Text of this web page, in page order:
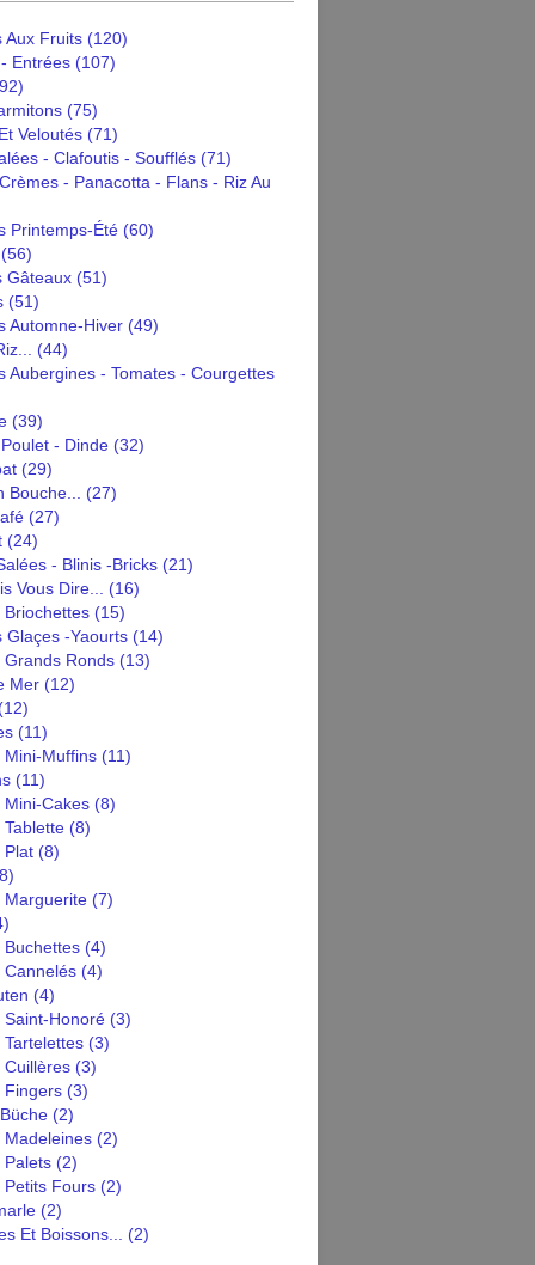
Aux Fruits (120)
Entrées (107)
(75)
Veloutés (71)
- Clafoutis - Soufflés (71)
- Panacotta - Flans - Riz Au
Printemps-Été (60)
Gâteaux (51)
(51)
Automne-Hiver (49)
(44)
Aubergines - Tomates - Courgettes
(39)
- Dinde (32)
(29)
Bouche...
(27)
(27)
(24)
- Blinis -bricks (21)
Vous Dire...
(16)
Briochettes (15)
Glaçes -yaourts (14)
Grands Ronds (13)
Mer (12)
(11)
Mini-Muffins (11)
(11)
Mini-Cakes (8)
(8)
Plat (8)
Marguerite (7)
Buchettes (4)
Cannelés (4)
(4)
Saint-Honoré (3)
(3)
Cuillères (3)
Fingers (3)
(2)
Madeleines (2)
Palets (2)
Petits Fours (2)
(2)
Et Boissons...
(2)